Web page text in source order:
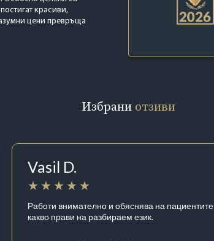
красиви,
цени превръща
Избрани отзиви
Vasil D.
Работи внимателно и обяснява на пациентите
какво прави на разбираем език.